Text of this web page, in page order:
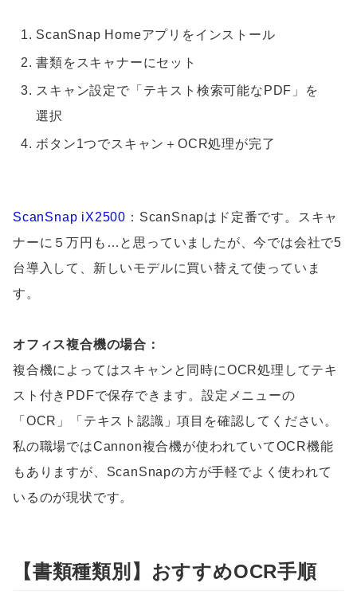
ScanSnap Homeアプリをインストール
書類をスキャナーにセット
スキャン設定で「テキスト検索可能なPDF」を
選択
ボタン1つでスキャン＋OCR処理が完了
ScanSnap iX2500 ：ScanSnapはド定番です。スキャ
ナーに５万円も…と思っていましたが、今では会社で5
台導入して、新しいモデルに買い替えて使っていま
す。
オフィス複合機の場合：
複合機によってはスキャンと同時にOCR処理してテキ
スト付きPDFで保存できます。設定メニューの
「OCR」「テキスト認識」項目を確認してください。
私の職場ではCannon複合機が使われていてOCR機能
もありますが、ScanSnapの方が手軽でよく使われて
いるのが現状です。
【書類種類別】おすすめOCR手順